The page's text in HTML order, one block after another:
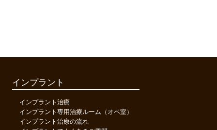
インプラント
インプラント治療
インプラント専用治療ルーム（オペ室）
インプラント治療の流れ